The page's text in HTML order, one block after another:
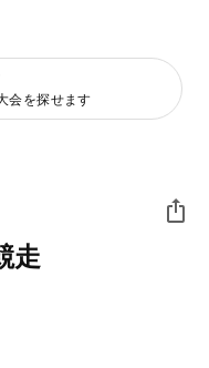
会を探せます
走